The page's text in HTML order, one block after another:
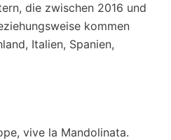
die zwischen 2016 und
kommen
Italien, Spanien,
vive la Mandolinata.